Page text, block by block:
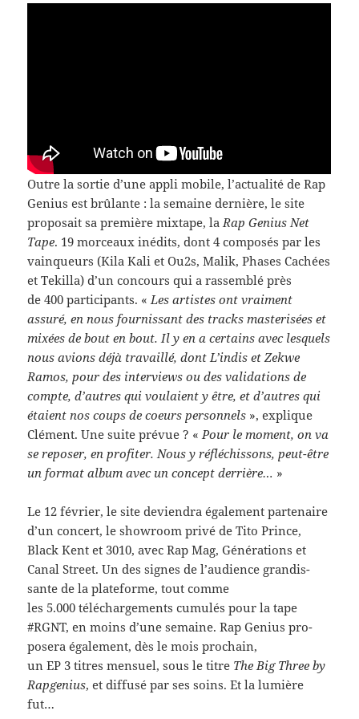
Outre la sor­tie d’une appli mobile, l’actualité de Rap
Genius est brûlante : la semaine dernière, le site
pro­po­sait sa pre­mière mix­tape, la Rap Genius Net
Tape. 19 morceaux inédits, dont 4 com­posés par les
vain­queurs (Kila Kali et Ou2s, Malik, Phases Cachées
et Tekilla) d’un con­cours qui a rassem­blé près
de 400 par­tic­i­pants. « Les artistes ont vrai­ment
assuré, en nous four­nissant des tracks mas­ter­isées et
mixées de bout en bout. Il y en a cer­tains avec lesquels
nous avions déjà tra­vaillé, dont L’indis et Zekwe
Ramos, pour des inter­views ou des val­i­da­tions de
compte, d’autres qui voulaient y être, et d’autres qui
étaient nos coups de coeurs per­son­nels », explique
Clé­ment. Une suite prévue ? « Pour le moment, on va
se reposer, en prof­iter. Nous y réfléchissons, peut-​être
un for­mat album avec un con­cept der­rière… »
Le 12 février, le site devien­dra égale­ment parte­naire
d’un con­cert, le show­room privé de Tito Prince,
Black Kent et 3010, avec Rap Mag, Généra­tions et
Canal Street. Un des signes de l’audience gran­dis­
sante de la plate­forme, tout comme
les 5.000 télécharge­ments cumulés pour la tape
#RGNT, en moins d’une semaine. Rap Genius pro­
posera égale­ment, dès le mois prochain,
un EP 3 titres men­suel, sous le titre The Big Three by
Rap­ge­nius, et dif­fusé par ses soins. Et la lumière
fut…